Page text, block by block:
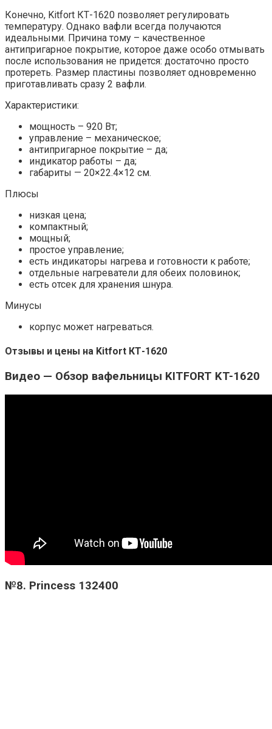
Конечно, Kitfort КТ-1620 позволяет регулировать
температуру. Однако вафли всегда получаются
идеальными. Причина тому – качественное
антипригарное покрытие, которое даже особо отмывать
после использования не придется: достаточно просто
протереть. Размер пластины позволяет одновременно
приготавливать сразу 2 вафли.
Характеристики:
мощность – 920 Вт;
управление – механическое;
антипригарное покрытие – да;
индикатор работы – да;
габариты — 20×22.4×12 см.
Плюсы
низкая цена;
компактный;
мощный;
простое управление;
есть индикаторы нагрева и готовности к работе;
отдельные нагреватели для обеих половинок;
есть отсек для хранения шнура.
Минусы
корпус может нагреваться.
Отзывы и цены на Kitfort КТ-1620
Видео — Обзор вафельницы KITFORT KT-1620
№8. Princess 132400